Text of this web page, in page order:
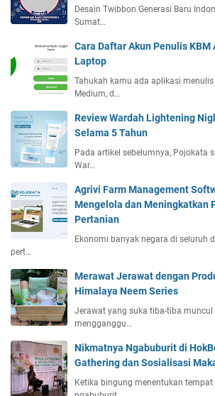
Desain Twibbon Generasi Baru
Sumat…
Cara Daftar Akun Penulis KBM
Laptop
Tahukah kamu ada aplikasi
Medium, d…
Review Wardah Lightening
Selama 5 Tahun
Pada artikel sebelumnya, Pojokata
War…
Agrivi Farm Management
Mengelola dan Meningkatkan
Pertanian
Ekonomi banyak negara di seluruh
pert…
Merawat Jerawat dengan
Himalaya Neem Series
Jerawat yang suka tiba-tiba muncul
mengganggu…
Nikmatnya Ngabuburit di
Gathering dan Sosialisasi
Ketika bingung menentukan